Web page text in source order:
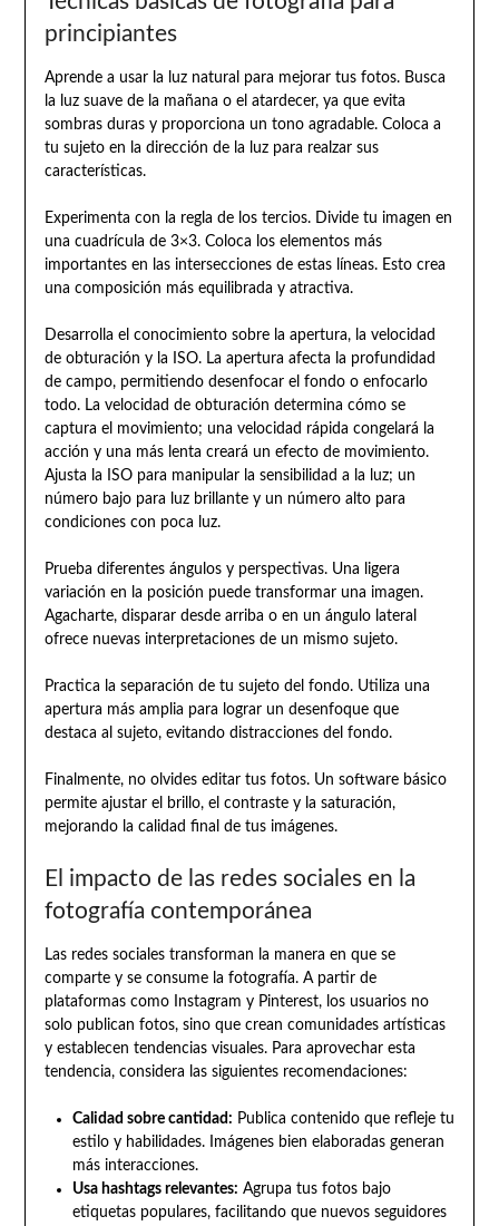
principiantes
Aprende a usar la luz natural para mejorar tus fotos. Busca
la luz suave de la mañana o el atardecer, ya que evita
sombras duras y proporciona un tono agradable. Coloca a
tu sujeto en la dirección de la luz para realzar sus
características.
Experimenta con la regla de los tercios. Divide tu imagen en
una cuadrícula de 3×3. Coloca los elementos más
importantes en las intersecciones de estas líneas. Esto crea
una composición más equilibrada y atractiva.
Desarrolla el conocimiento sobre la apertura, la velocidad
de obturación y la ISO. La apertura afecta la profundidad
de campo, permitiendo desenfocar el fondo o enfocarlo
todo. La velocidad de obturación determina cómo se
captura el movimiento; una velocidad rápida congelará la
acción y una más lenta creará un efecto de movimiento.
Ajusta la ISO para manipular la sensibilidad a la luz; un
número bajo para luz brillante y un número alto para
condiciones con poca luz.
Prueba diferentes ángulos y perspectivas. Una ligera
variación en la posición puede transformar una imagen.
Agacharte, disparar desde arriba o en un ángulo lateral
ofrece nuevas interpretaciones de un mismo sujeto.
Practica la separación de tu sujeto del fondo. Utiliza una
apertura más amplia para lograr un desenfoque que
destaca al sujeto, evitando distracciones del fondo.
Finalmente, no olvides editar tus fotos. Un software básico
permite ajustar el brillo, el contraste y la saturación,
mejorando la calidad final de tus imágenes.
El impacto de las redes sociales en la
fotografía contemporánea
Las redes sociales transforman la manera en que se
comparte y se consume la fotografía. A partir de
plataformas como Instagram y Pinterest, los usuarios no
solo publican fotos, sino que crean comunidades artísticas
y establecen tendencias visuales. Para aprovechar esta
tendencia, considera las siguientes recomendaciones:
Calidad sobre cantidad: Publica contenido que refleje tu
estilo y habilidades. Imágenes bien elaboradas generan
más interacciones.
Usa hashtags relevantes: Agrupa tus fotos bajo
etiquetas populares, facilitando que nuevos seguidores